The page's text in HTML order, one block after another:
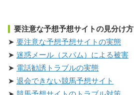
要注意な予想予想サイトの見分け方
要注意な予想予想サイトの実態
迷惑メール（スパム）による被害
電話勧誘トラブルの実態
退会できない競馬予想サイト